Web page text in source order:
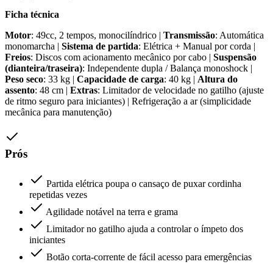
Ficha técnica
Motor: 49cc, 2 tempos, monocilíndrico | Transmissão: Automática
monomarcha | Sistema de partida: Elétrica + Manual por corda |
Freios: Discos com acionamento mecânico por cabo | Suspensão
(dianteira/traseira): Independente dupla / Balança monoshock |
Peso seco: 33 kg | Capacidade de carga: 40 kg | Altura do
assento: 48 cm | Extras: Limitador de velocidade no gatilho (ajuste
de ritmo seguro para iniciantes) | Refrigeração a ar (simplicidade
mecânica para manutenção)
Prós
Partida elétrica poupa o cansaço de puxar cordinha
repetidas vezes
Agilidade notável na terra e grama
Limitador no gatilho ajuda a controlar o ímpeto dos
iniciantes
Botão corta-corrente de fácil acesso para emergências